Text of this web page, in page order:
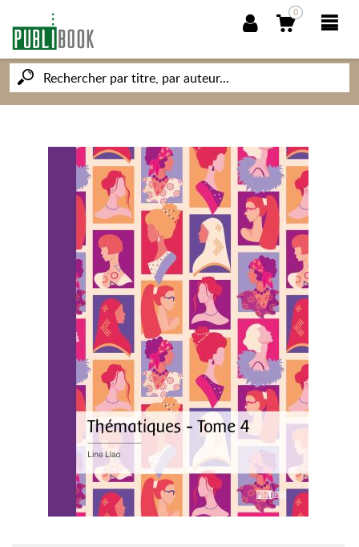
0
NOUVEAUTÉS
PUBLIBOOK
SOCIÉTÉ DES ÉCRIVAINS
CONNAISSANCES ET SAVOIRS
MON PETIT ÉDITEUR